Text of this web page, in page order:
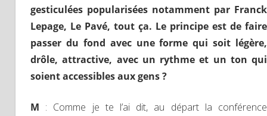
gesticulées popularisées notamment par Franck
Lepage, Le Pavé, tout ça. Le principe est de faire
passer du fond avec une forme qui soit légère,
drôle, attractive, avec un rythme et un ton qui
soient accessibles aux gens ?
M : Comme je te l’ai dit, au départ la conférence